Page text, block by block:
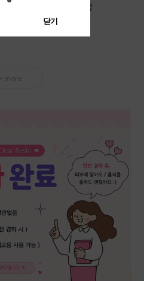
투명맥세이프카드지갑
+ more
닫기